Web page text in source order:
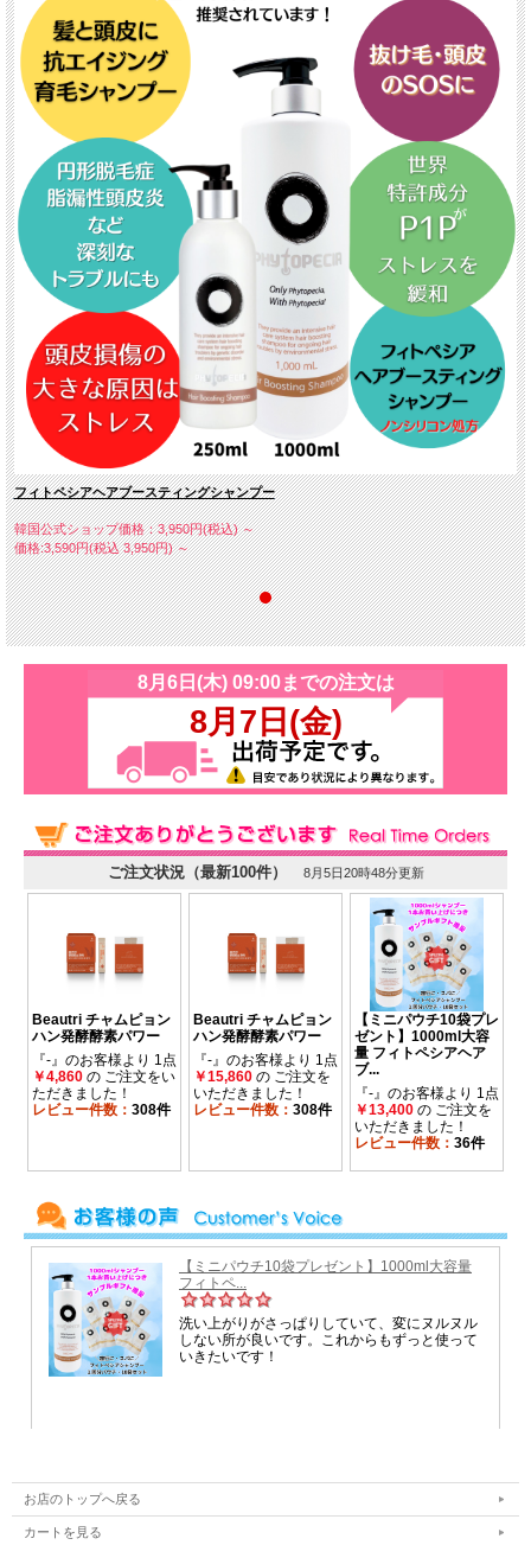
★ 抗炎症/抗菌およびDHT抑制
脂漏性頭皮の改善
フケの緩和
健康な毛髪の発育作用
主な成分：P1P、成長因子、 トリペプチド-1, ビ
オチン、トコフェリルアセテート、ナイアシンア
ミド、パンテノール、カモミール花水
★朝と晩など１日２回程を目安にお使いください
★
頭皮のムレや痒み、匂いが気になる時も随時お
使い頂けます
★シャンプーができない時の頭皮リフレッシュに
も最適です
フィトペシアヘアブースティングシャンプー
韓国公式ショップ価格：3,950円(税込)～
価格:3,590円(税込 3,950円)～
お店のトップへ戻る
カートを見る